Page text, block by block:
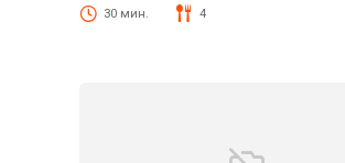
30 мин. 4